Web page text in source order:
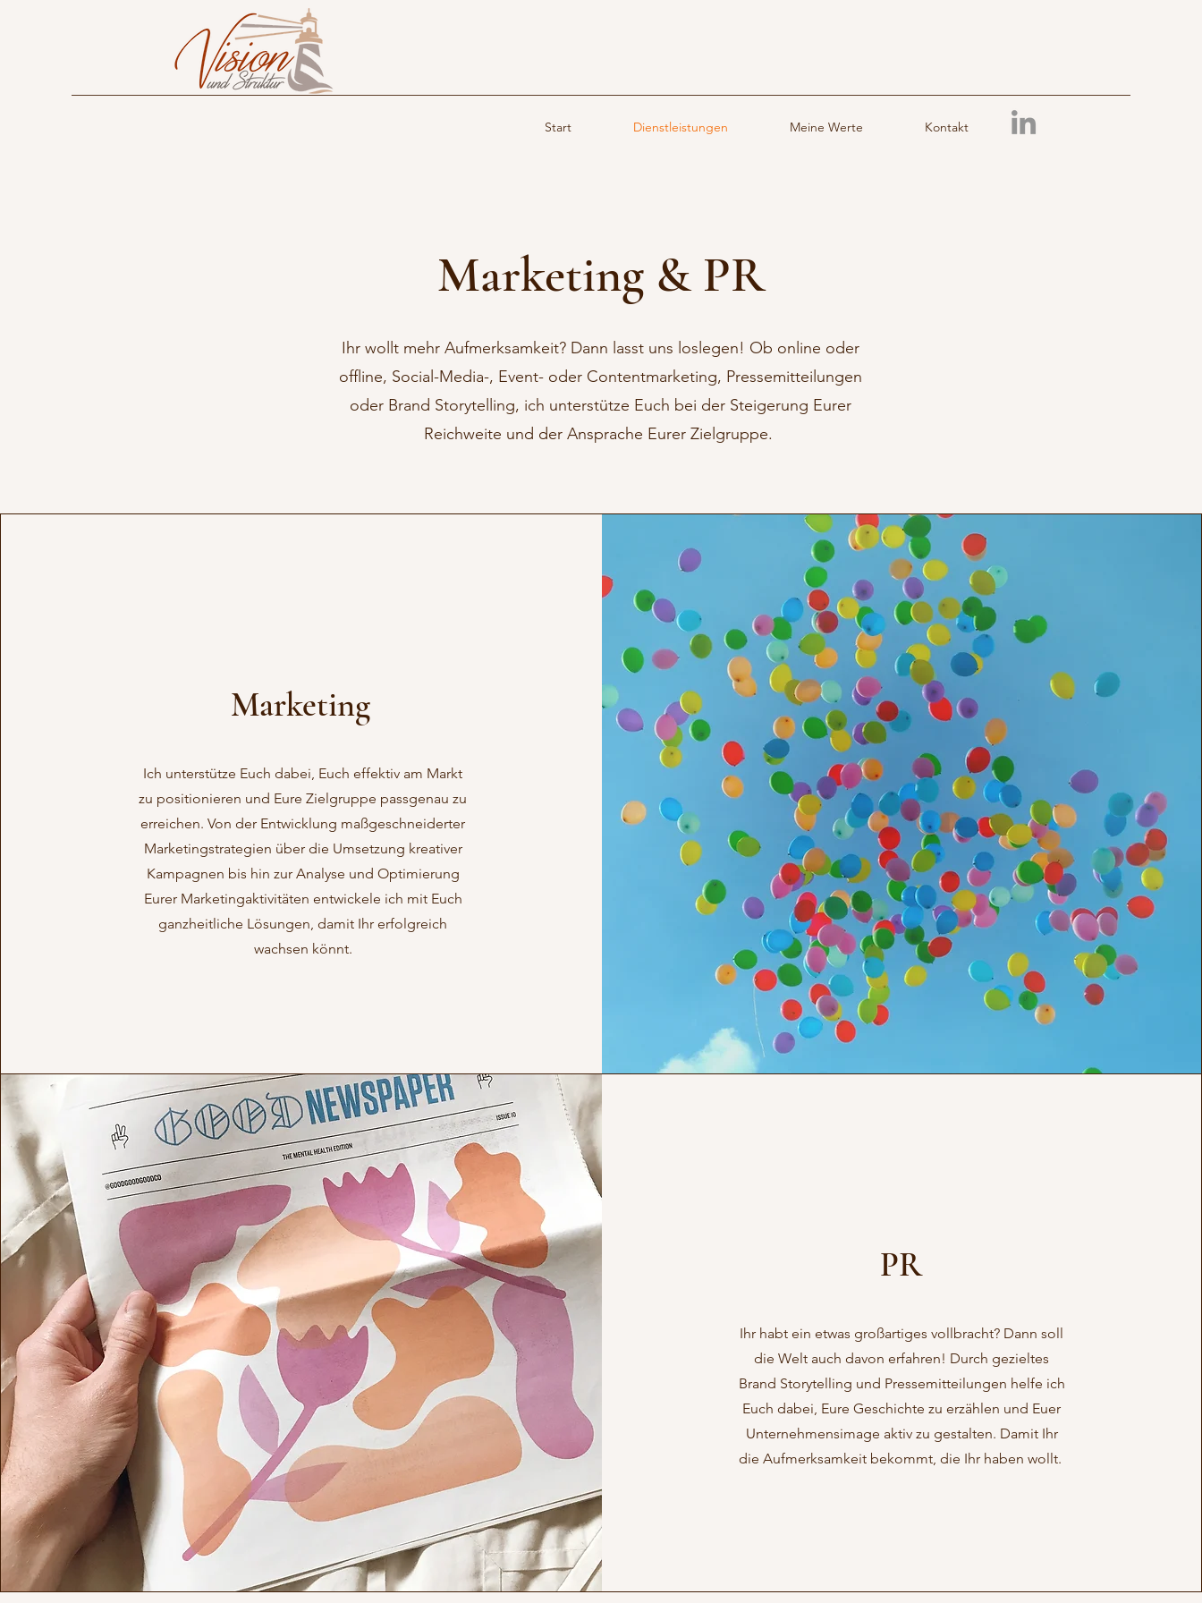
Start Dienstleistungen Meine Werte Kontakt
Marketing & PR
Ihr wollt mehr Aufmerksamkeit? Dann lasst uns loslegen! Ob online oder
offline, Social-Media-, Event- oder Contentmarketing, Pressemitteilungen
oder Brand Storytelling, ich unterstütze Euch bei der Steigerung Eurer
Reichweite und der Ansprache Eurer Zielgruppe.
Marketing
Ich unterstütze Euch dabei, Euch effektiv am Markt
zu positionieren und Eure Zielgruppe passgenau zu
erreichen. Von der Entwicklung maßgeschneiderter
Marketingstrategien über die Umsetzung kreativer
Kampagnen bis hin zur Analyse und Optimierung
Eurer Marketingaktivitäten entwickele ich mit Euch
ganzheitliche Lösungen, damit Ihr erfolgreich
wachsen könnt.
PR
Ihr habt ein etwas großartiges vollbracht? Dann soll
die Welt auch davon erfahren! Durch gezieltes
Brand Storytelling und Pressemitteilungen helfe ich
Euch dabei, Eure Geschichte zu erzählen und Euer
Unternehmensimage aktiv zu gestalten. Damit Ihr
die Aufmerksamkeit bekommt, die Ihr haben wollt.